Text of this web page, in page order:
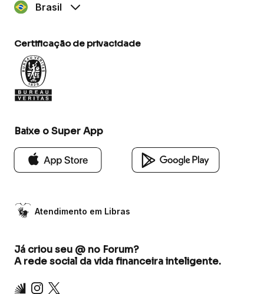
Brasil
Certificação de privacidade
Baixe o Super App
Atendimento em Libras
Já criou seu @ no Forum?
A rede social da vida financeira inteligente.
Inter Instagram
X